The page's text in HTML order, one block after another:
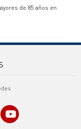
de 85 años en